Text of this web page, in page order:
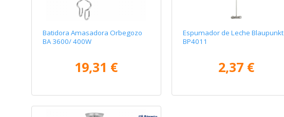
Batidora Amasadora Orbegozo
BA 3600/ 400W
19,31 €
Espumador de Leche Blaupunkt
BP4011
2,37 €